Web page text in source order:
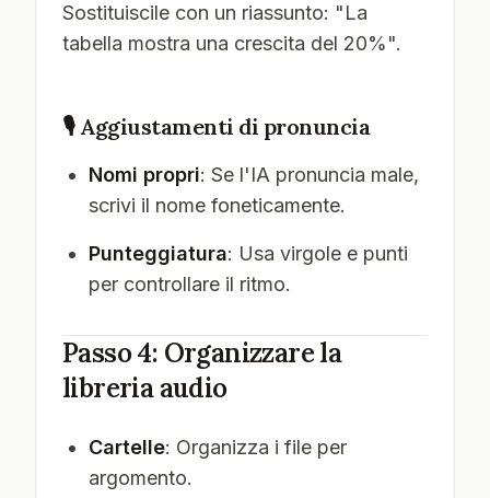
Sostituiscile con un riassunto: "La
tabella mostra una crescita del 20%".
🎙️ Aggiustamenti di pronuncia
Nomi propri: Se l'IA pronuncia male,
scrivi il nome foneticamente.
Punteggiatura: Usa virgole e punti
per controllare il ritmo.
Passo 4: Organizzare la
libreria audio
Cartelle: Organizza i file per
argomento.